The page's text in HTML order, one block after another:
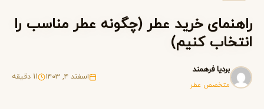
راهنمای خرید عطر (چگونه عطر مناسب را
انتخاب کنیم)
بردیا فرهمند
متخصص عطر
اسفند ۴, ۱۴۰۳ 11 دقیقه